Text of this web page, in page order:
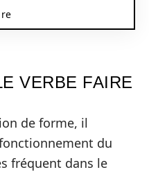
VERBE FAIRE
de forme, il
du
fréquent dans le